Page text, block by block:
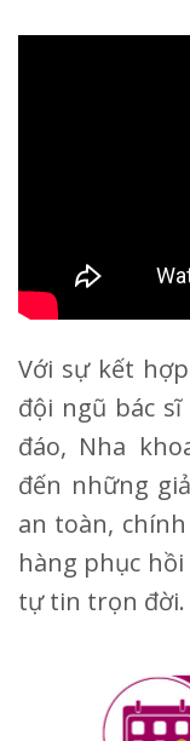
Với sự kết
đội ngũ bác sĩ
đáo, Nha
đến những
an toàn,
hàng phục
tự tin trọn đời.